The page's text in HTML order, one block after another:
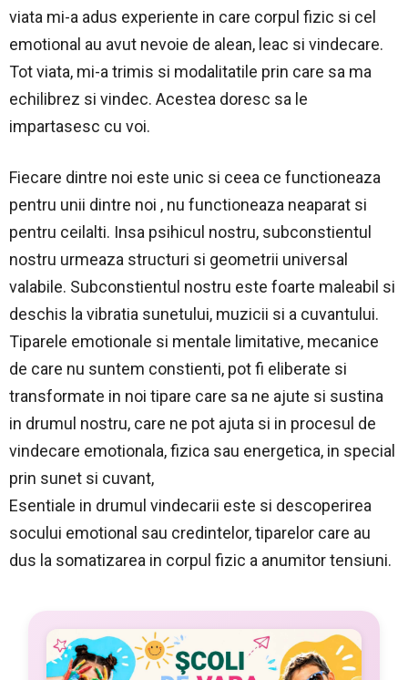
viata mi-a adus experiente in care corpul fizic si cel
emotional au avut nevoie de alean, leac si vindecare.
Tot viata, mi-a trimis si modalitatile prin care sa ma
echilibrez si vindec. Acestea doresc sa le
impartasesc cu voi.
Fiecare dintre noi este unic si ceea ce functioneaza
pentru unii dintre noi , nu functioneaza neaparat si
pentru ceilalti. Insa psihicul nostru, subconstientul
nostru urmeaza structuri si geometrii universal
valabile. Subconstientul nostru este foarte maleabil si
deschis la vibratia sunetului, muzicii si a cuvantului.
Tiparele emotionale si mentale limitative, mecanice
de care nu suntem constienti, pot fi eliberate si
transformate in noi tipare care sa ne ajute si sustina
in drumul nostru, care ne pot ajuta si in procesul de
vindecare emotionala, fizica sau energetica, in special
prin sunet si cuvant,
Esentiale in drumul vindecarii este si descoperirea
socului emotional sau credintelor, tiparelor care au
dus la somatizarea in corpul fizic a anumitor tensiuni.